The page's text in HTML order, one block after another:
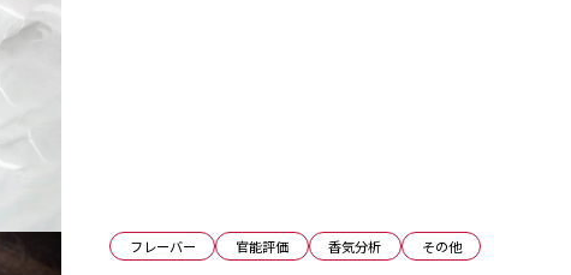
フレーバー 官能評価 香気分析 その他